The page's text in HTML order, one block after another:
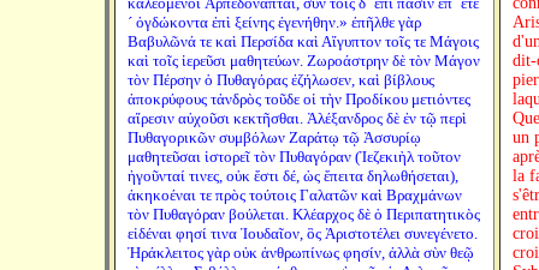
´ ὀγδώκοντα ἐπὶ ξείνης ἐγενήθην.» ἐπῆλθε γὰρ
Βαβυλῶνά τε καὶ Περσίδα καὶ Αἴγυπτον τοῖς τε Μάγοις
καὶ τοῖς ἱερεῦσι μαθητεύων. Ζωροάστρην δὲ τὸν Μάγον
τὸν Πέρσην ὁ Πυθαγόρας ἐζήλωσεν, καὶ βίβλους
ἀποκρύφους τἀνδρὸς τοῦδε οἱ τὴν Προδίκου μετιόντες
αἵρεσιν αὐχοῦσι κεκτῆσθαι. Ἀλέξανδρος δὲ ἐν τῷ περὶ
Πυθαγορικῶν συμβόλων Ζαράτῳ τῷ Ἀσσυρίῳ
μαθητεῦσαι ἱστορεῖ τὸν Πυθαγόραν (Ἰεζεκιὴλ τοῦτον
ἡγοῦνταί τινες, οὐκ ἔστι δέ, ὡς ἔπειτα δηλωθήσεται),
ἀκηκοέναι τε πρὸς τούτοις Γαλατῶν καὶ Βραχμάνων
τὸν Πυθαγόραν βούλεται. Κλέαρχος δὲ ὁ Περιπατητικὸς
εἰδέναι φησί τινα Ἰουδαῖον, ὃς Ἀριστοτέλει συνεγένετο.
Ἡράκλειτος γὰρ οὐκ ἀνθρωπίνως φησίν, ἀλλὰ σὺν θεῷ